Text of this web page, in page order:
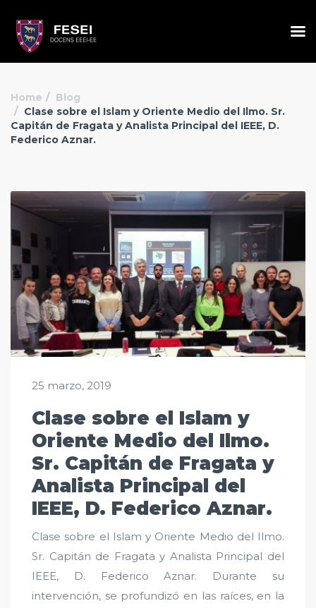
Home
Blog
Clase sobre el Islam y Oriente Medio del Ilmo. Sr.
Capitán de Fragata y Analista Principal del IEEE, D.
Federico Aznar.
25 marzo, 2019
Clase sobre el Islam y
Oriente Medio del Ilmo.
Sr. Capitán de Fragata y
Analista Principal del
IEEE, D. Federico Aznar.
Clase sobre el Islam y Oriente Medio del Ilmo.
Sr. Capitán de Fragata y Analista Principal del
IEEE, D. Federico Aznar. Durante su
intervención, se profundizó en las raíces, en la